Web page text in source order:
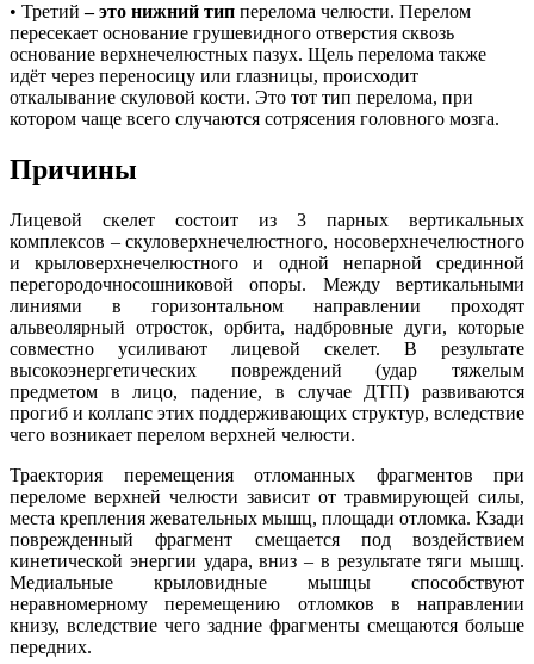
• Третий– это нижний тип перелома челюсти. Перелом
пересекает основание грушевидного отверстия сквозь
основание верхнечелюстных пазух. Щель перелома также
идёт через переносицу или глазницы, происходит
откалывание скуловой кости. Это тот тип перелома, при
котором чаще всего случаются сотрясения головного мозга.
Причины
Лицевой скелет состоит из 3 парных вертикальных
комплексов – скуловерхнечелюстного, носоверхнечелюстного
и крыловерхнечелюстного и одной непарной срединной
перегородочносошниковой опоры. Между вертикальными
линиями в горизонтальном направлении проходят
альвеолярный отросток, орбита, надбровные дуги, которые
совместно усиливают лицевой скелет. В результате
высокоэнергетических повреждений (удар тяжелым
предметом в лицо, падение, в случае ДТП) развиваются
прогиб и коллапс этих поддерживающих структур, вследствие
чего возникает перелом верхней челюсти.
Траектория перемещения отломанных фрагментов при
переломе верхней челюсти зависит от травмирующей силы,
места крепления жевательных мышц, площади отломка. Кзади
поврежденный фрагмент смещается под воздействием
кинетической энергии удара, вниз – в результате тяги мышц.
Медиальные крыловидные мышцы способствуют
неравномерному перемещению отломков в направлении
книзу, вследствие чего задние фрагменты смещаются больше
передних.